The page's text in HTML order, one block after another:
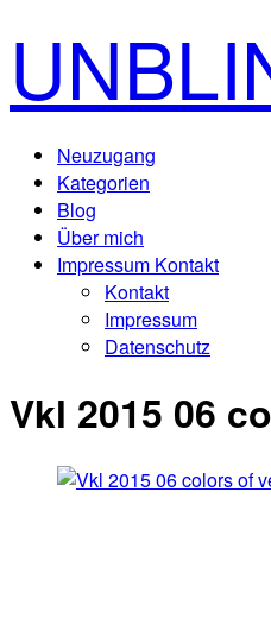
Neuzugang
Kategorien
Blog
Über mich
Impressum Kontakt
Kontakt
Impressum
Datenschutz
Vkl 2015 06